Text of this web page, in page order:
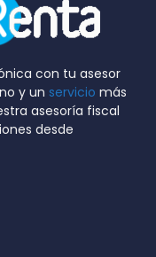
con tu asesor
y un servicio más
asesoría fiscal
desde